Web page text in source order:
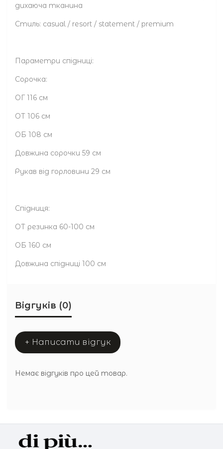
дихаюча тканина
Стиль: casual / resort / statement / premium
Параметри спідниці:
Сорочка:
ОГ 116 см
ОТ 106 см
ОБ 108 см
Довжина сорочки 59 см
Рукав від горловини 29 см
Спідниця:
ОТ резинка 60-100 см
ОБ 160 см
Довжина спідниці 100 см
Відгуків (0)
+ Написати відгук
Немає відгуків про цей товар.